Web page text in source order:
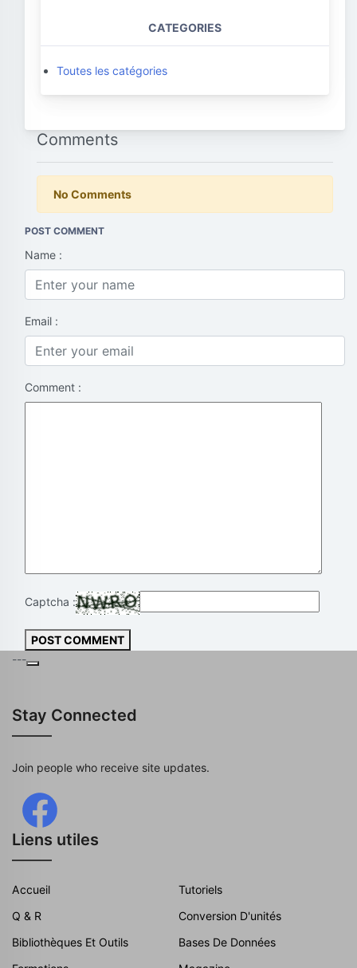
CATEGORIES
Toutes les catégories
Comments
No Comments
POST COMMENT
Name :
Email :
Comment :
Captcha :
POST COMMENT
---
Stay Connected
Join people who receive site updates.
Liens utiles
Accueil
Tutoriels
Q & R
Conversion D'unités
Bibliothèques Et Outils
Bases De Données